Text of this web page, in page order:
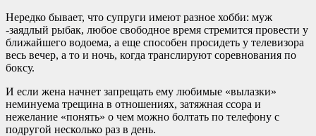
Нередко бывает, что супруги имеют разное хобби: муж
-заядлый рыбак, любое свободное время стремится провести у
ближайшего водоема, а еще способен просидеть у телевизора
весь вечер, а то и ночь, когда транслируют соревнования по
боксу.
И если жена начнет запрещать ему любимые «вылазки»
неминуема трещина в отношениях, затяжная ссора и
нежелание «понять» о чем можно болтать по телефону с
подругой несколько раз в день.